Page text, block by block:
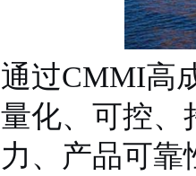
通过CMMI高
量化、可控、
力、产品可靠